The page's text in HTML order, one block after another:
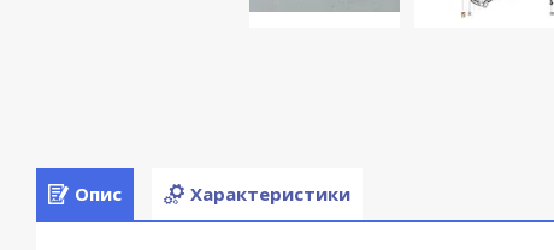
Опис Характеристики